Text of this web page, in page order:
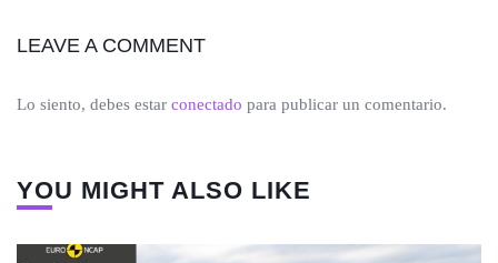
LEAVE A COMMENT
Lo siento, debes estar conectado para publicar un comentario.
YOU MIGHT ALSO LIKE